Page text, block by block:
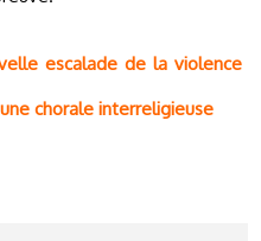
escalade de la violence
chorale interreligieuse